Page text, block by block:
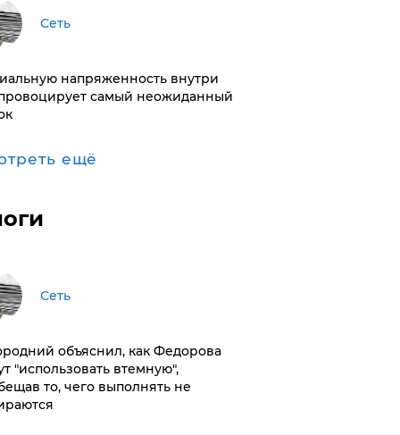
Сеть
напряженность внутри
самый неожиданный
ещё
Сеть
объяснил, как Федорова
"использовать втемную",
то, чего выполнять не